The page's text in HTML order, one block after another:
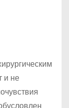
и не